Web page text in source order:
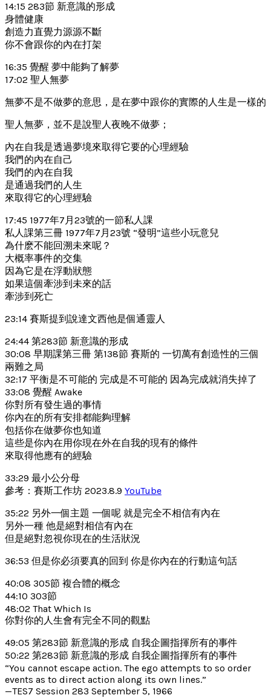
14:15 283節 新意識的形成
身體健康
創造力直覺力源源不斷
你不會跟你的內在打架
16:35 覺醒 夢中能夠了解夢
17:02 聖人無夢
無夢不是不做夢的意思，是在夢中跟你的實際的人生是一樣的
聖人無夢，並不是說聖人夜晚不做夢；
內在自我是透過夢境來取得它要的心理經驗
我們的內在自己
我們的內在自我
是通過我們的人生
來取得它的心理經驗
17:45 1977年7月23號的一節私人課
私人課第三冊 1977年7月23號 “發明”這些小玩意兒
為什麽不能回溯未來呢？
大概率事件的交集
因為它是在浮動狀態
如果這個牽涉到未來的話
牽涉到死亡
23:14 賽斯提到說達文西他是個通靈人
24:44 第283節 新意識的形成
30:08 早期課第三冊 第138節 賽斯的 一切萬有創造性的三個
兩難之局
32:17 平衡是不可能的 完成是不可能的 因為完成就消失掉了
33:08 覺醒 Awake
你對所有發生過的事情
你內在的所有安排都能夠理解
包括你在做夢你也知道
這些是你內在用你現在外在自我的現有的條件
來取得他應有的經驗
33:29 最小公分母
參考：賽斯工作坊 2023.8.9 YouTube
35:22 另外一個主題 一個呢 就是完全不相信有內在
另外一種 他是絕對相信有內在
但是絕對忽視你現在的生活狀況
36:53 但是你必須要真的回到 你是你內在的行動這句話
40:08 305節 複合體的概念
44:10 303節
48:02 That Which Is
你對你的人生會有完全不同的觀點
49:05 第283節 新意識的形成 自我企圖指揮所有的事件
50:22 第283節 新意識的形成 自我企圖指揮所有的事件
“You cannot escape action. The ego attempts to so order
events as to direct action along its own lines.”
—TES7 Session 283 September 5, 1966